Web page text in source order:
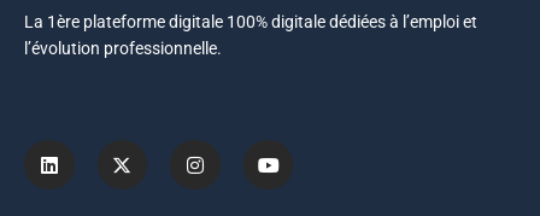
La 1ère plateforme digitale 100% digitale dédiées à l’emploi et
l’évolution professionnelle.